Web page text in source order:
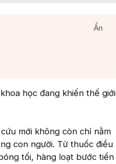
Ẩn
học đang khiến thế giới
mới không còn chỉ nằm
con người. Từ thuốc điều
tối, hàng loạt bước tiến